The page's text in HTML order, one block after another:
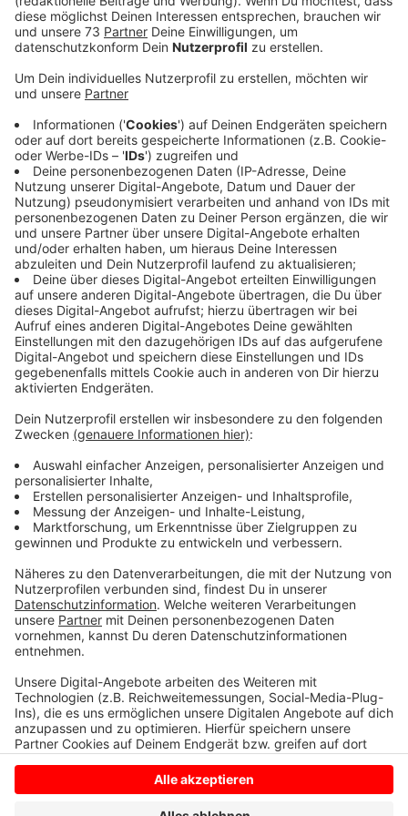
Anzeige
Borkener Bahnhof wird ein Zukunftsbahnhof
Das Unternehmen will den Borkener Bahnhof zu einem
Zukunftsbahnhof machen und investiert für die
Modernisierung nach eigenen Angaben rund 300.000
Euro. Ziel ist es, dass mehr Menschen auf die Bahn
umsteigen. Es soll am Borkener Bahnhof mehr Komfort
geben, ein besseres Ambiente und eine verbesserte
Anschlussmobilität, heißt es von der Deutschen
Bahn. Konkret bedeutet das ein neues
Wetterschutzhaus und neue Sitzgelegenheiten am
Bahnsteig. Das Blindenleitsystem wird verbessert und
im gesamten Bahnhof werden neue Hinweisschilder
installiert. Für eine bessere Information der Fahrgäste
werden die alten Monitore durch neuer Displays
künftig auch die Abfahrt von Zügen an. Außerdem wird
die Fahrradabstellanlage am Bahnhof erweitert. Im
Vorfeld hatte die Borkener Stadtverwaltung auf dem
Bahnhofsvorplatz bereits neue Bäume gepflanzt.
Anzeige
Anzeige